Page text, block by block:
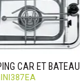
CAR ET BATEAU